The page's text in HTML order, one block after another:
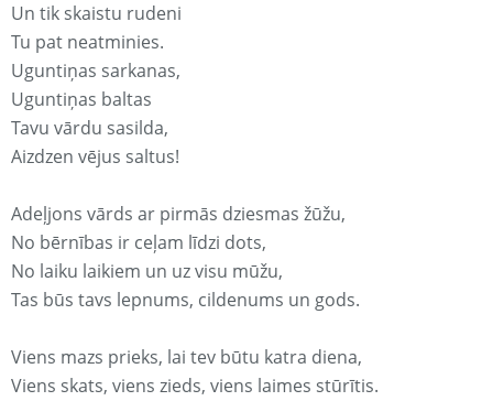
Un tik skaistu rudeni
Tu pat neatminies.
Uguntiņas sarkanas,
Uguntiņas baltas
Tavu vārdu sasilda,
Aizdzen vējus saltus!
Adeļjons vārds ar pirmās dziesmas žūžu,
No bērnības ir ceļam līdzi dots,
No laiku laikiem un uz visu mūžu,
Tas būs tavs lepnums, cildenums un gods.
Viens mazs prieks, lai tev būtu katra diena,
Viens skats, viens zieds, viens laimes stūrītis.